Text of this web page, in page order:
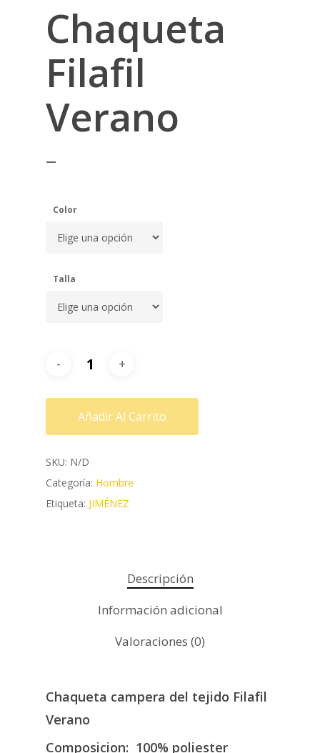
Chaqueta
Filafil
Verano
–
Color
Talla
Añadir Al Carrito
SKU: N/D
Categoría: Hombre
Etiqueta: JIMÉNEZ
Descripción
Información adicional
Valoraciones (0)
Chaqueta campera del tejido Filafil
Verano
Composicion: 100% poliester